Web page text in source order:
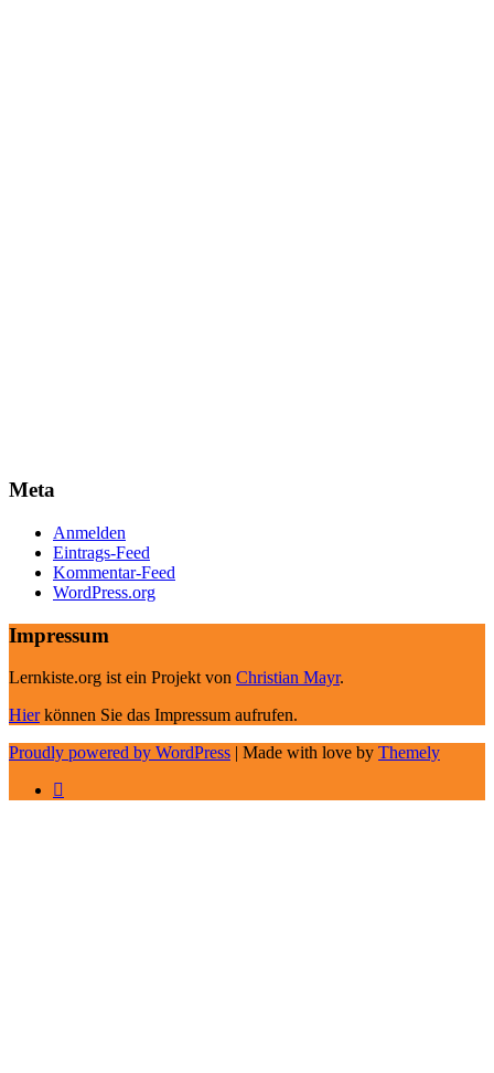
Meta
Anmelden
Eintrags-Feed
Kommentar-Feed
WordPress.org
Impressum
Lernkiste.org ist ein Projekt von Christian Mayr.
Hierkönnen Sie das Impressum aufrufen.
Proudly powered by WordPress | Made with love by Themely